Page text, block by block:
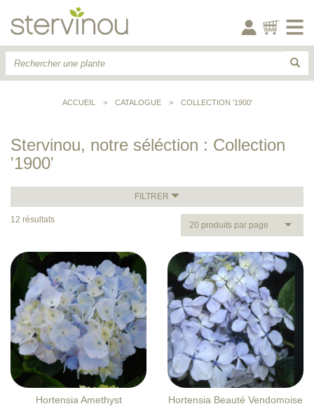
ACCUEIL > CATALOGUE > COLLECTION '1900'
Stervinou, notre séléction : Collection
'1900'
FILTRER
12 résultats
20 produits par page
Hortensia Amethyst Hortensia Beauté Vendomoise